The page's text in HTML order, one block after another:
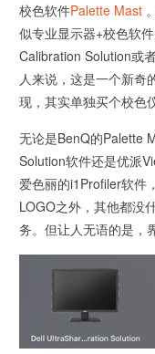
校色软件Palette Mast
似专业显示器+校色软
Calibration Solution或
人来说，这是一个新奇
现，其实单独买个校色
无论是BenQ的Palette
Solution软件还是优派
爱色丽的i1Profiler软件
LOGO之外，其他都没
务。但让人无语的是，